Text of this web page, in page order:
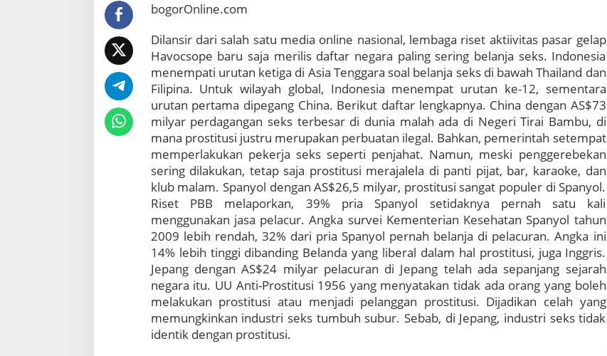
T
g
a
D
i
A
i
a
T
e
n
g
g
a
r
a
S
a
l
bogorOnline.com
Dilansir dari salah satu media online nasional, lembaga riset aktiivitas pasar gelap
Havocsope baru saja merilis daftar negara paling sering belanja seks. Indonesia
menempati urutan ketiga di Asia Tenggara soal belanja seks di bawah Thailand dan
Filipina. Untuk wilayah global, Indonesia menempat urutan ke-12, sementara
urutan pertama dipegang China. Berikut daftar lengkapnya. China dengan AS$73
milyar perdagangan seks terbesar di dunia malah ada di Negeri Tirai Bambu, di
mana prostitusi justru merupakan perbuatan ilegal. Bahkan, pemerintah setempat
memperlakukan pekerja seks seperti penjahat. Namun, meski penggerebekan
sering dilakukan, tetap saja prostitusi merajalela di panti pijat, bar, karaoke, dan
klub malam. Spanyol dengan AS$26,5 milyar, prostitusi sangat populer di Spanyol.
Riset PBB melaporkan, 39% pria Spanyol setidaknya pernah satu kali
menggunakan jasa pelacur. Angka survei Kementerian Kesehatan Spanyol tahun
2009 lebih rendah, 32% dari pria Spanyol pernah belanja di pelacuran. Angka ini
14% lebih tinggi dibanding Belanda yang liberal dalam hal prostitusi, juga Inggris.
Jepang dengan AS$24 milyar pelacuran di Jepang telah ada sepanjang sejarah
negara itu. UU Anti-Prostitusi 1956 yang menyatakan tidak ada orang yang boleh
melakukan prostitusi atau menjadi pelanggan prostitusi. Dijadikan celah yang
memungkinkan industri seks tumbuh subur. Sebab, di Jepang, industri seks tidak
identik dengan prostitusi.